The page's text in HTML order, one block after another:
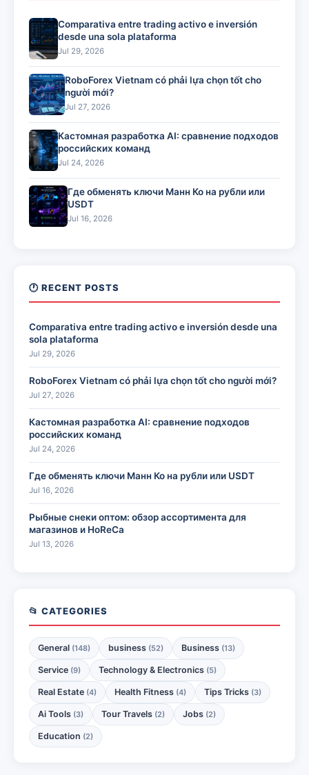
Comparativa entre trading activo e inversión
desde una sola plataforma
Jul 29, 2026
RoboForex Vietnam có phải lựa chọn tốt cho
người mới?
Jul 27, 2026
Кастомная разработка AI: сравнение подходов
российских команд
Jul 24, 2026
Где обменять ключи Манн Ко на рубли или
USDT
Jul 16, 2026
🕐 RECENT POSTS
Comparativa entre trading activo e inversión desde una
sola plataforma
Jul 29, 2026
RoboForex Vietnam có phải lựa chọn tốt cho người mới?
Jul 27, 2026
Кастомная разработка AI: сравнение подходов
российских команд
Jul 24, 2026
Где обменять ключи Манн Ко на рубли или USDT
Jul 16, 2026
Рыбные снеки оптом: обзор ассортимента для
магазинов и HoReCa
Jul 13, 2026
📂 CATEGORIES
General (148) business (52) Business (13)
Service (9) Technology & Electronics (5)
Real Estate (4) Health Fitness (4) Tips Tricks (3)
Ai Tools (3) Tour Travels (2) Jobs (2)
Education (2)